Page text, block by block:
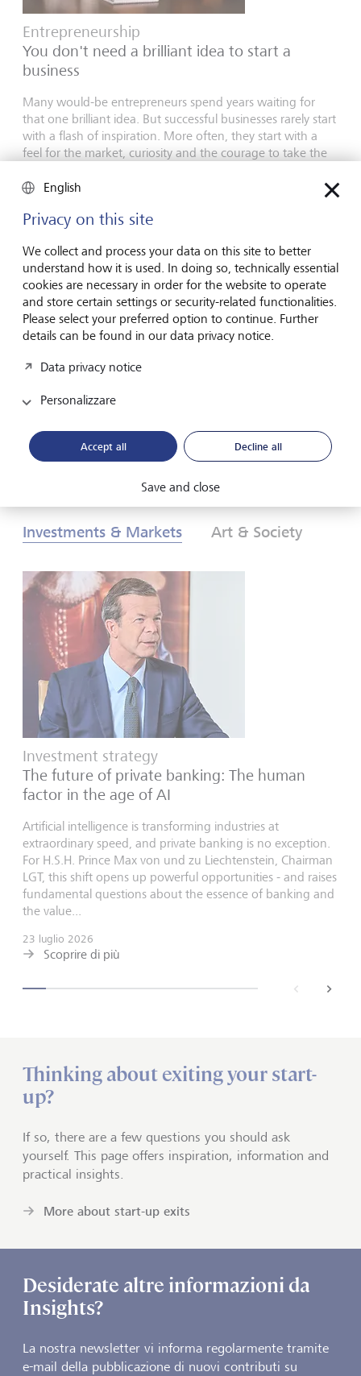
Entrepreneurship
You don't need a brilliant idea to start a
business
Many would-be entrepreneurs spend years waiting for
that one brilliant idea. But successful businesses rarely start
with a flash of inspiration. More often, they start with a
feel for the market, curiosity and the courage to take the
16 luglio 2026
Scoprire di più
Global Investment Outlook
Metà anno 2026: all'orizzonte degli eventi
L’economia globale sta assistendo a una ridefinizione degli
investitori? Scopritelo nelle nostre Prospettive
d’investimento globali 2026.
Download PDF Per saperne di più
Investments & Markets Art & Society
Investment strategy
The future of private banking: The human
factor in the age of AI
Artificial intelligence is transforming industries at
extraordinary speed, and private banking is no exception.
For H.S.H. Prince Max von und zu Liechtenstein, Chairman
LGT, this shift opens up powerful opportunities - and raises
fundamental questions about the essence of banking and
the value...
23 luglio 2026
Scoprire di più
next
Thinking about exiting your start-
up?
If so, there are a few questions you should ask
yourself. This page offers inspiration, information and
practical insights.
More about start-up exits
Desiderate altre informazioni da
Insights?
La nostra newsletter vi informa regolarmente tramite
e-mail della pubblicazione di nuovi contributi su
English
Privacy on this site
We collect and process your data on this site to better
understand how it is used. In doing so, technically essential
cookies are necessary in order for the website to operate
and store certain settings or security-related functionalities.
Please select your preferred option to continue. Further
details can be found in our data privacy notice.
Data privacy notice
Personalizzare
Accept all Decline all
Save and close